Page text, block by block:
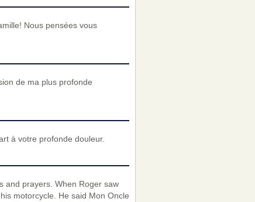
Nous pensées vous
de ma plus profonde
à votre profonde douleur.
and prayers. When Roger saw
motorcycle. He said Mon Oncle